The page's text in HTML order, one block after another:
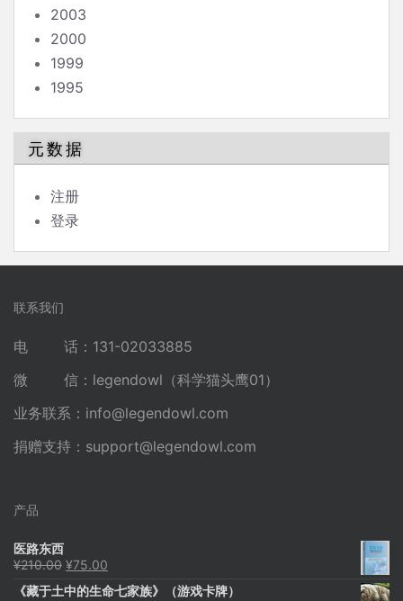
2003
2000
1999
1995
元数据
注册
登录
联系我们
电 话：131-02033885
微 信：legendowl（科学猫头鹰01）
业务联系： info@legendowl.com
捐赠支持： support@legendowl.com
产品
医路东西
¥210.00 原
为：
¥75.00
价
《藏于土中的生命七家族》（游戏卡牌）